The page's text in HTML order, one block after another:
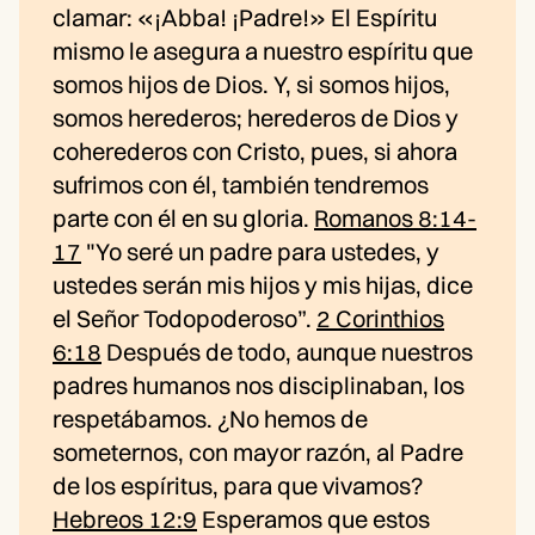
clamar: «¡Abba! ¡Padre!» El Espíritu
mismo le asegura a nuestro espíritu que
somos hijos de Dios. Y, si somos hijos,
somos herederos; herederos de Dios y
coherederos con Cristo, pues, si ahora
sufrimos con él, también tendremos
parte con él en su gloria. Romanos 8:14-
17 "Yo seré un padre para ustedes, y
ustedes serán mis hijos y mis hijas, dice
el Señor Todopoderoso”. 2 Corinthios
6:18 Después de todo, aunque nuestros
padres humanos nos disciplinaban, los
respetábamos. ¿No hemos de
someternos, con mayor razón, al Padre
de los espíritus, para que vivamos?
Hebreos 12:9 Esperamos que estos